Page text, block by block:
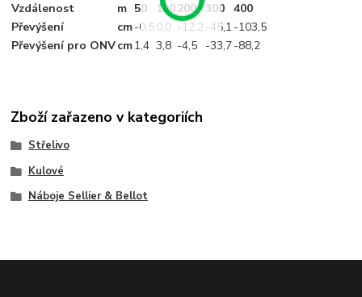
Vzdálenost m 50 100200 300 400
Převýšení
cm-0,50,0 -12,2 -45,1 -103,5
Převýšení pro ONVcm1,4 3,8 -4,5 -33,7-88,2
Zboží zařazeno v kategoriích
Střelivo
Kulové
Náboje Sellier & Bellot